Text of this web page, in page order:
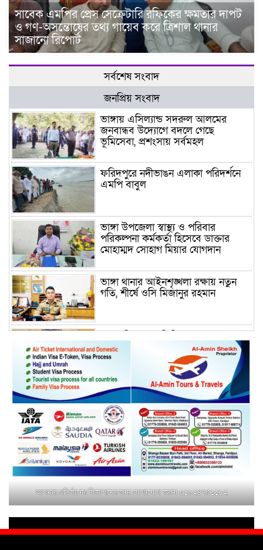
সাবেক এমপির প্রেস সেক্রেটারি রফিকের ক্ষমতার দাপট
ও গণ-অসন্তোষের তথ্য গায়েব করে ত্রিশাল থানার
সাজানো রিপোর্ট
সর্বশেষ সংবাদ
জনপ্রিয় সংবাদ
ভাঙ্গায় এসিল্যান্ড সদরুল আলমের
জনবান্ধব উদ্যোগে বদলে গেছে
ভূমিসেবা, প্রশংসায় সর্বমহল
ফরিদপুরে নদীভাঙন এলাকা পরিদর্শনে
এমপি বাবুল
ভাঙ্গা উপজেলা স্বাস্থ্য ও পরিবার
পরিকল্পনা কর্মকর্তা হিসেবে ডাক্তার
মোহাম্মদ সোহাগ মিয়ার যোগদান
ভাঙ্গা থানার আইনশৃঙ্খলা রক্ষায় নতুন
গতি, শীর্ষে ওসি মিজানুর রহমান
(রাজস্ব) আজিম উদ্দিন ভূমি মন্ত্রণালয়ে
পদায়ন
সাবেক এমপির প্রেস সেক্রেটারি রফিকের
ক্ষমতার দাপট ও গণ-অসন্তোষের তথ্য
গায়েব করে ত্রিশাল থানার সাজানো
রিপোর্ট
মুক্তাগাছায় জুলাই শহীদ সামিদের কবর
জিয়ারত ও পৌর কমিটির কার্যক্রম শুরু
শহিদুল ইসলাম বাবুলের হাত ধরে বদলে
আপনার প্রতিষ্ঠানের বিজ্ঞাপনের জন্য যোগাযোগ করুন-০১৯২৪৭৫১১৮২